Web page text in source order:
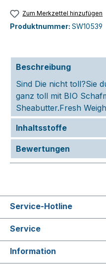
Zum Merkzettel hinzufügen
Produktnummer: SW10539
Beschreibung
Sind Die nicht toll?Sie
ganz toll mit BIO
Sheabutter.Fresh
Inhaltsstoffe
Bewertungen
Service-Hotline
Service
Information